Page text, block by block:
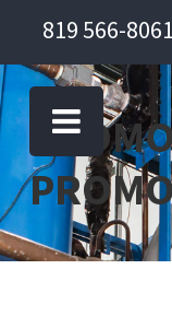
content
819 566-8061